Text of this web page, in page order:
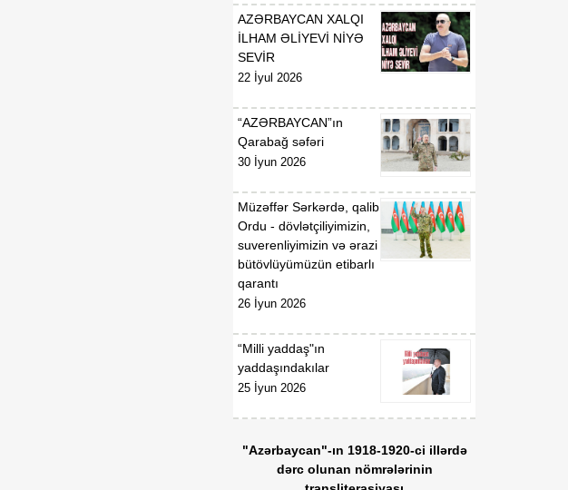
inkişaf mərhələsinin
əsasını qoya bilər
AZƏRBAYCAN XALQI
İLHAM ƏLİYEVİ NİYƏ
SEVİR
22 İyul 2026
“AZƏRBAYCAN”ın
Qarabağ səfəri
30 İyun 2026
Müzəffər Sərkərdə, qalib
Ordu - dövlətçiliyimizin,
suverenliyimizin və ərazi
bütövlüyümüzün etibarlı
qarantı
26 İyun 2026
“Milli yaddaş"ın
yaddaşındakılar
25 İyun 2026
"Azərbaycan"-ın 1918-1920-ci illərdə
dərc olunan nömrələrinin